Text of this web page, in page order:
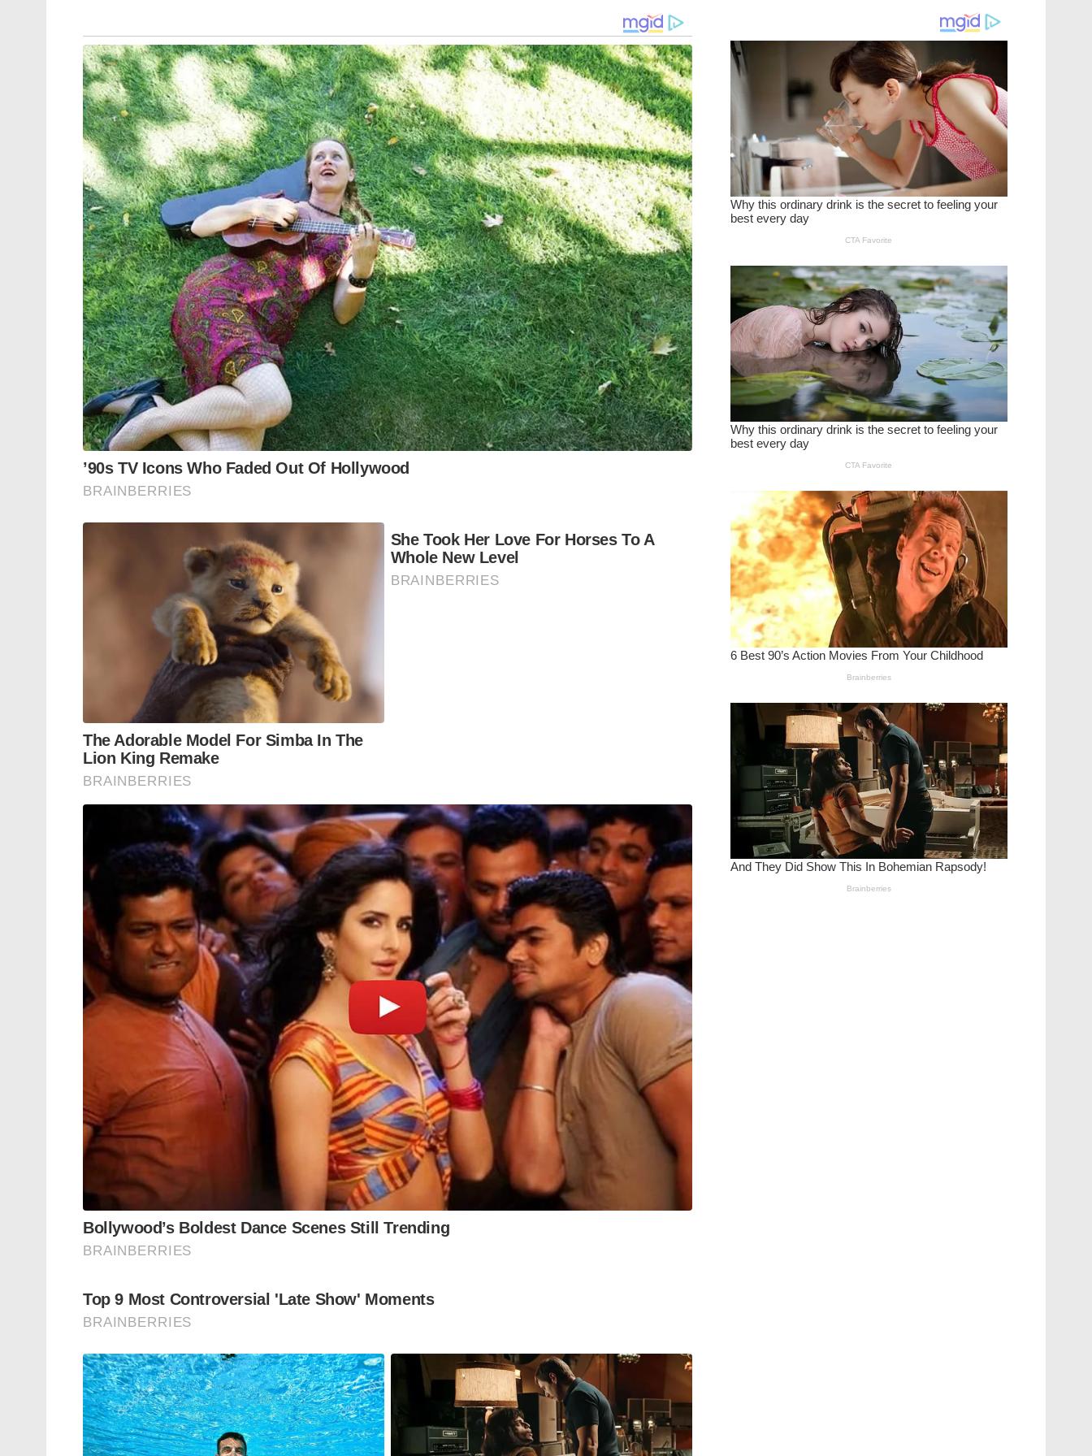
നന്ദി എൻ്റെ സുഹൃത്തേ, നമ്മൾ ഒന്നിച്ചു
മുന്നോട്ട്’; മോദിയുമായി ഫോണിൽ
സംസാരിച്ചതിന് പിന്നാലെ
പ്രതികരണവുമായി നെതന്യാഹു!
വാദങ്ങൾ നിരത്താനോ സമയം ലഭിച്ചില്ലെന്ന്
ശിക്ഷിക്കപ്പെട്ടവർ പറഞ്ഞു. രാജ്യത്തെ ഏറ്റവും
ശക്തനായ വ്യക്തിയെ ചോദ്യം ചെയ്തതിന്
മാദ്ധ്യമപ്രവർത്തകർ ജയിലിലാകുന്നത് മാലദ്വീപിന്റെ
ജനാധിപത്യ ചരിത്രത്തിൽ ആദ്യമായാണെന്ന് അദാദു
ചൂണ്ടിക്കാട്ടി. ഇതേ സ്ഥാപനത്തിലെ എഡിറ്റർമാരായ
ഹുസൈൻ ഫിയാസ് മൂസ, ഹസൻ മുഹമ്മദ്
എന്നിവർക്കെതിരെ ഇസ്‌ലാമിക നിയമപ്രകാരം വ്യഭിചാരക്കുറ്റവും ചുമത്തിയിട്ടുണ്ട്. കുറ്റം
തെളിയിക്കപ്പെട്ടാൽ ഒരു വർഷത്തിലധികം തടവും 80 ചാട്ടവാറടിയും ഇവർക്ക് ലഭിച്ചേക്കാം.
Tags: media Maldives